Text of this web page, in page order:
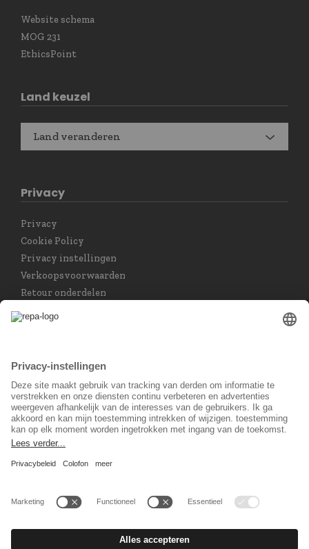
Website schema
MOG 231
EthicsPoint
Land keuzel
Land veranderen
Privacy
Privacy
Cookie Policy
Privacy instellingen
Verkoopsvoorwaarden
Retour onderdelen
Nederlands
Sociaal Netwerk
© 2026 REPA Holding GmbH. All rights reserved